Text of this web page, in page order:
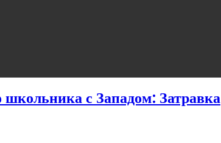
школьника с Западом: Затравка